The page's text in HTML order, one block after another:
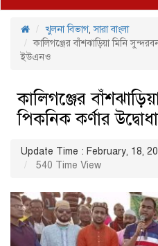
খুলনা বিভাগ,সারা বাংলা
কালিগঞ্জের বাঁশঝাড়িয়া মিনি
ইউএনও
কালিগঞ্জের
পিকনিক কর্ণার
Update Time : February, 18,
540 Time View